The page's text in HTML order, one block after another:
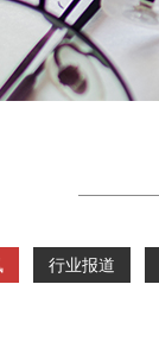
行业报道